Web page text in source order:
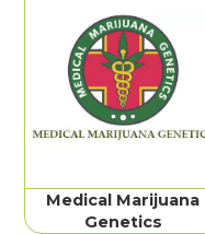
Medical Marijuana
Genetics